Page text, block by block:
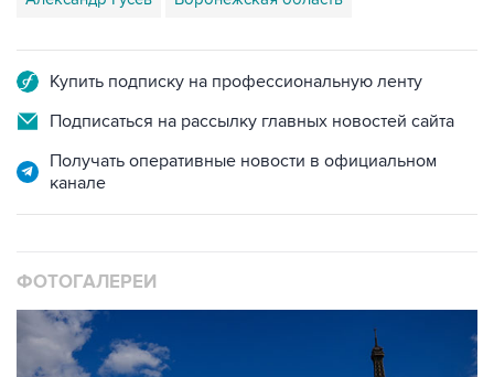
Подписаться на рассылку главных новостей сайта
Получать оперативные новости в официальном